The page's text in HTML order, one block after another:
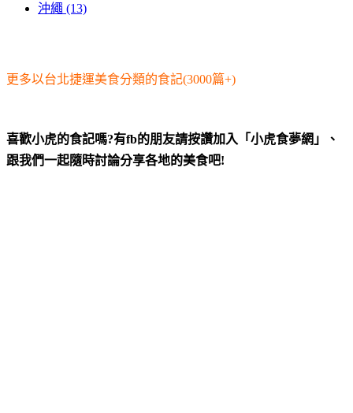
沖繩 (13)
更多以台北捷運美食分類的食記(3000篇+)
喜歡小虎的食記嗎?有fb的朋友請按讚加入「小虎食夢網」、
跟我們一起隨時討論分享各地的美食吧!